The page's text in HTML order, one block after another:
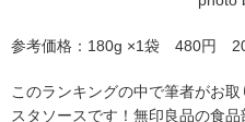
参考価格：180g ×1袋 480円
このランキングの中で筆者がお
スタソースです！無印良品の食